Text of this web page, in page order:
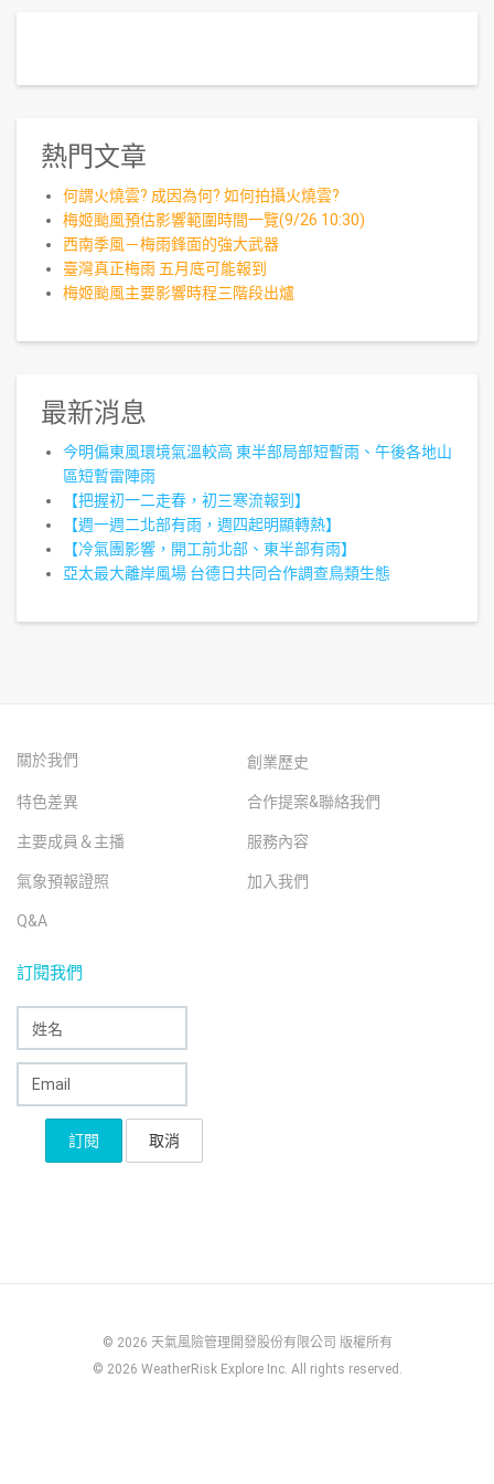
熱門文章
何謂火燒雲? 成因為何? 如何拍攝火燒雲?
梅姬颱風預估影響範圍時間一覽(9/26 10:30)
西南季風－梅雨鋒面的強大武器
臺灣真正梅雨 五月底可能報到
梅姬颱風主要影響時程三階段出爐
最新消息
今明偏東風環境氣溫較高 東半部局部短暫雨、午後各地山
區短暫雷陣雨
【把握初一二走春，初三寒流報到】
【週一週二北部有雨，週四起明顯轉熱】
【冷氣團影響，開工前北部、東半部有雨】
亞太最大離岸風場 台德日共同合作調查鳥類生態
關於我們 創業歷史
特色差異 合作提案&聯絡我們
主要成員＆主播 服務內容
氣象預報證照 加入我們
Q&A
訂閱我們
© 2026 天氣風險管理開發股份有限公司 版權所有
© 2026 WeatherRisk Explore Inc. All rights reserved.